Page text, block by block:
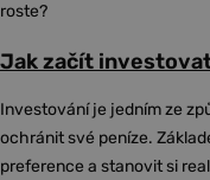
roste?
Jak začít
Investování je jedním ze
ochránit své peníze.
preference a stanovit si